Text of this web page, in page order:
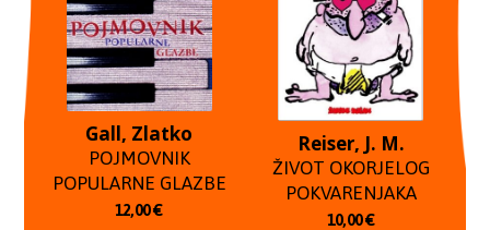
Gall, Zlatko
POJMOVNIK
POPULARNE GLAZBE
12,00€
Reiser, J. M.
ŽIVOT OKORJELOG
POKVARENJAKA
10,00€